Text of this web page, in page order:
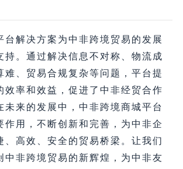
台解决方案为中非跨境贸易的发展
持。通过解决信息不对称、物流成
难、贸易合规复杂等问题，平台提
效率和效益，促进了中非经贸合作
未来的发展中，中非跨境商城平台
作用，不断创新和完善，为中非企
、高效、安全的贸易桥梁。让我们
中非跨境贸易的新辉煌，为中非友